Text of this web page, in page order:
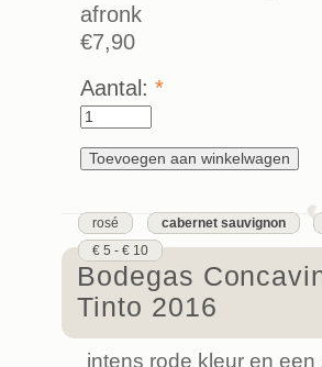
afronk
€7,90
Aantal: *
rosé cabernet sauvignon
€ 5 - € 10
Bodegas
Tinto 2016
intens rode kleur en